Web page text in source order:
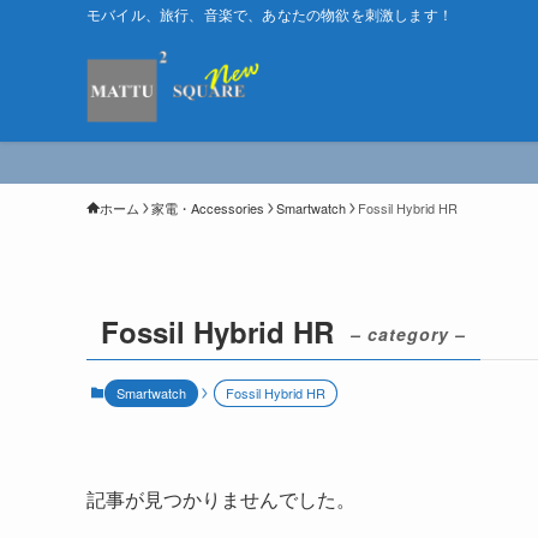
モバイル、旅行、音楽で、あなたの物欲を刺激します！
ホーム 家電・Accessories Smartwatch Fossil Hybrid HR
Fossil Hybrid HR – category –
Smartwatch Fossil Hybrid HR
記事が見つかりませんでした。